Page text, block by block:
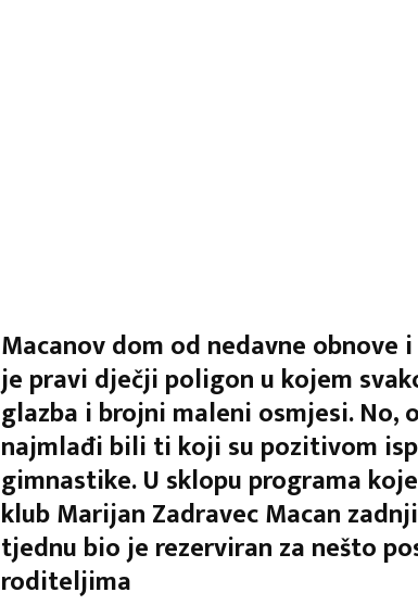
Macanov dom od nedavne obnove
je pravi dječji poligon u kojem
glazba i brojni maleni osmjesi. No,
najmlađi bili ti koji su pozitivom
gimnastike. U sklopu programa
klub Marijan Zadravec Macan
tjednu bio je rezerviran za nešto
roditeljima